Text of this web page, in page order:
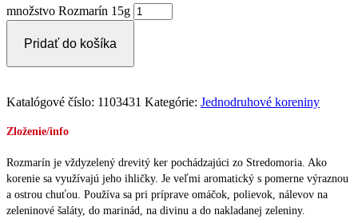
množstvo Rozmarín 15g
Pridať do košíka
Katalógové číslo: 1103431 Kategórie: Jednodruhové koreniny
Zloženie/info
Rozmarín je vždyzelený drevitý ker pochádzajúci zo Stredomoria. Ako
korenie sa využívajú jeho ihličky. Je veľmi aromatický s pomerne výraznou
a ostrou chuťou. Používa sa pri príprave omáčok, polievok, nálevov na
zeleninové šaláty, do marinád, na divinu a do nakladanej zeleniny.